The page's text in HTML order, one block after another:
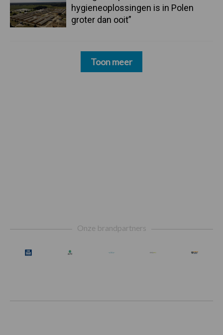
hygieneoplossingen is in Polen
groter dan ooit”
Toon meer
Onze brandpartners